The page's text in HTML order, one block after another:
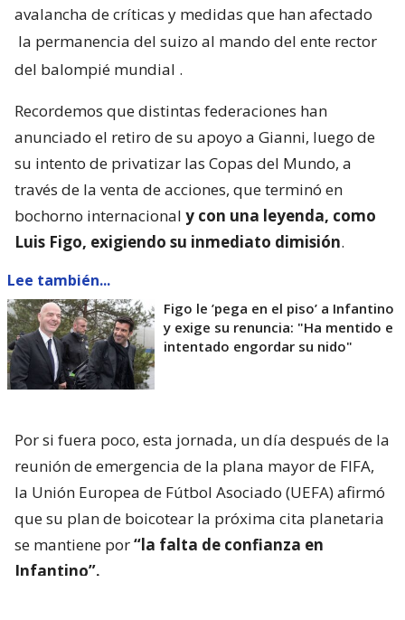
avalancha de críticas y medidas que han afectado
la permanencia del suizo al mando del ente rector
del balompié mundial .
Recordemos que distintas federaciones han
anunciado el retiro de su apoyo a Gianni, luego de
su intento de privatizar las Copas del Mundo, a
través de la venta de acciones, que terminó en
bochorno internacional y con una leyenda, como
Luis Figo, exigiendo su inmediato dimisión.
Lee también...
Figo le ’pega en el piso’ a Infantino
y exige su renuncia: "Ha mentido e
intentado engordar su nido"
Por si fuera poco, esta jornada, un día después de la
reunión de emergencia de la plana mayor de FIFA,
la Unión Europea de Fútbol Asociado (UEFA) afirmó
que su plan de boicotear la próxima cita planetaria
se mantiene por“la falta de confianza en
Infantino”.